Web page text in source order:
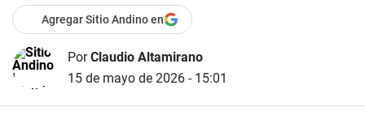
Agregar Sitio Andino en
PorClaudio Altamirano
15 de mayo de 2026 - 15:01